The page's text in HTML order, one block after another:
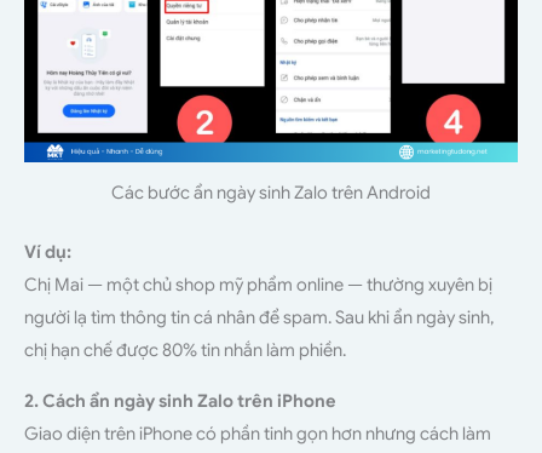
Các bước ẩn ngày sinh Zalo trên Android
Ví dụ:
Chị Mai — một chủ shop mỹ phẩm online — thường xuyên bị
người lạ tìm thông tin cá nhân để spam. Sau khi ẩn ngày sinh,
chị hạn chế được 80% tin nhắn làm phiền.
2. Cách ẩn ngày sinh Zalo trên iPhone
Giao diện trên iPhone có phần tinh gọn hơn nhưng cách làm